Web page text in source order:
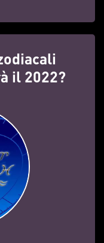
il 2022?